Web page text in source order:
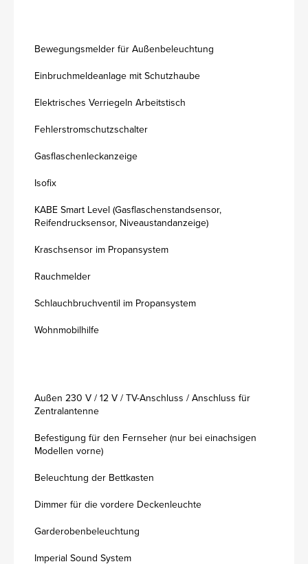
Bewegungsmelder für Außenbeleuchtung
Einbruchmeldeanlage mit Schutzhaube
Elektrisches Verriegeln Arbeitstisch
Fehlerstromschutzschalter
Gasflaschenleckanzeige
Isofix
KABE Smart Level (Gasflaschenstandsensor,
Reifendrucksensor, Niveaustandanzeige)
Kraschsensor im Propansystem
Rauchmelder
Schlauchbruchventil im Propansystem
Wohnmobilhilfe
Außen 230 V / 12 V / TV-Anschluss / Anschluss für
Zentralantenne
Befestigung für den Fernseher (nur bei einachsigen
Modellen vorne)
Beleuchtung der Bettkasten
Dimmer für die vordere Deckenleuchte
Garderobenbeleuchtung
Imperial Sound System